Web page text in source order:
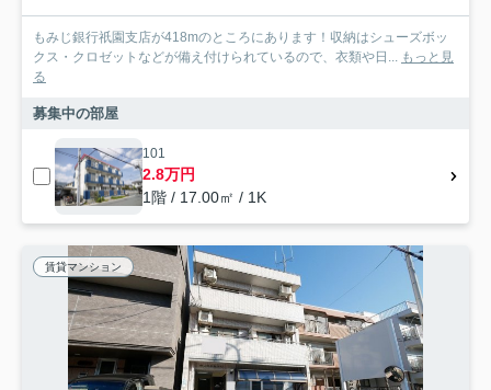
もみじ銀行祇園支店が418mのところにあります！収納はシューズボッ
クス・クロゼットなどが備え付けられているので、衣類や日... もっと見
る
募集中の部屋
101
2.8万円
1階 / 17.00㎡ / 1K
賃貸マンション